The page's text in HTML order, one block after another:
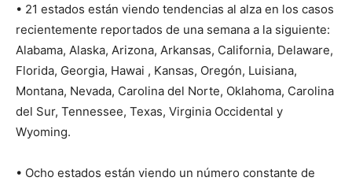
• 21 estados están viendo tendencias al alza en los casos
recientemente reportados de una semana a la siguiente:
Alabama, Alaska, Arizona, Arkansas, California, Delaware,
Florida, Georgia, Hawai , Kansas, Oregón, Luisiana,
Montana, Nevada, Carolina del Norte, Oklahoma, Carolina
del Sur, Tennessee, Texas, Virginia Occidental y
Wyoming.
• Ocho estados están viendo un número constante de